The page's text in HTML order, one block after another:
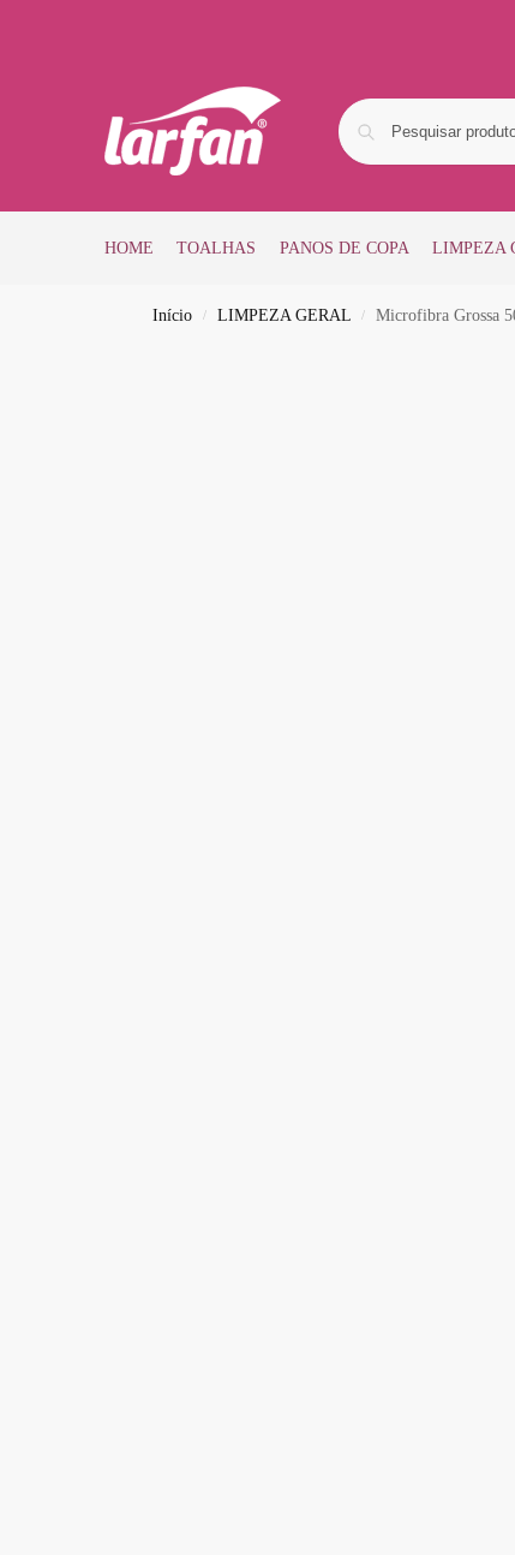
HOME TOALHAS PANOS DE COPA LIMPEZA
Início / LIMPEZA GERAL / Microfibra Grossa